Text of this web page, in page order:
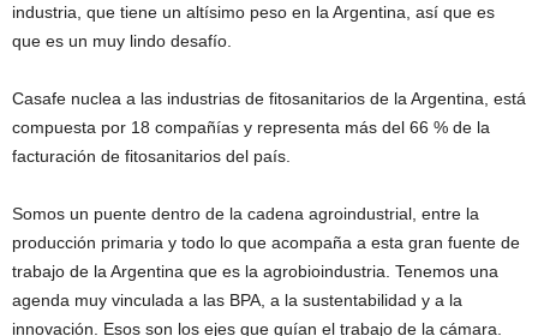
industria, que tiene un altísimo peso en la Argentina, así que es
que es un muy lindo desafío.
Casafe nuclea a las industrias de fitosanitarios de la Argentina, está
compuesta por 18 compañías y representa más del 66 % de la
facturación de fitosanitarios del país.
Somos un puente dentro de la cadena agroindustrial, entre la
producción primaria y todo lo que acompaña a esta gran fuente de
trabajo de la Argentina que es la agrobioindustria. Tenemos una
agenda muy vinculada a las BPA, a la sustentabilidad y a la
innovación. Esos son los ejes que guían el trabajo de la cámara.